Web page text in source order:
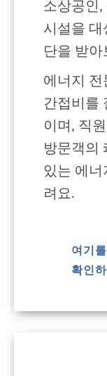
소상공인
시설을 대
단을 받아
에너지 전
간접비를
이며, 직
방문객의
있는 에
려요.
여기
확인